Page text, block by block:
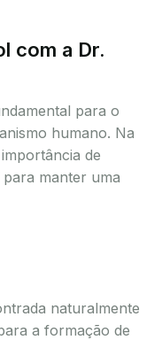
com a Dr.
para o
humano. Na
de
manter uma
naturalmente
a formação de